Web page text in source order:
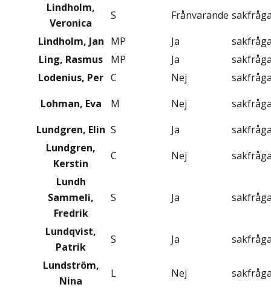
Lindholm,
Veronica
S Frånvarande
Lindholm, Jan MP Ja
Ling, Rasmus
MP Ja
Lodenius, Per C Nej
Lohman, Eva
M Nej
Lundgren, Elin S Ja
Lundgren,
Kerstin
C Nej
Lundh
Sammeli,
Fredrik
S Ja
Lundqvist,
Patrik
S Ja
Lundström,
Nina
L Nej